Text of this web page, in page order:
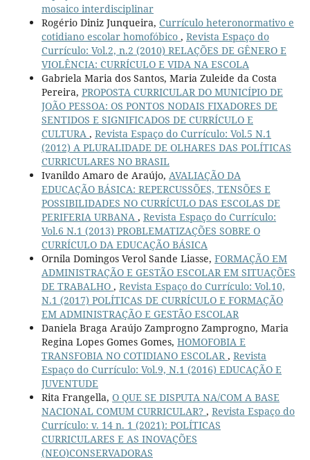
mosaico interdisciplinar
Rogério Diniz Junqueira, Currículo heteronormativo e
cotidiano escolar homofóbico , Revista Espaço do
Currículo: Vol.2, n.2 (2010) RELAÇÕES DE GÊNERO E
VIOLÊNCIA: CURRÍCULO E VIDA NA ESCOLA
Gabriela Maria dos Santos, Maria Zuleide da Costa
Pereira, PROPOSTA CURRICULAR DO MUNICÍPIO DE
JOÃO PESSOA: OS PONTOS NODAIS FIXADORES DE
SENTIDOS E SIGNIFICADOS DE CURRÍCULO E
CULTURA , Revista Espaço do Currículo: Vol.5 N.1
(2012) A PLURALIDADE DE OLHARES DAS POLÍTICAS
CURRICULARES NO BRASIL
Ivanildo Amaro de Araújo, AVALIAÇÃO DA
EDUCAÇÃO BÁSICA: REPERCUSSÕES, TENSÕES E
POSSIBILIDADES NO CURRÍCULO DAS ESCOLAS DE
PERIFERIA URBANA , Revista Espaço do Currículo:
Vol.6 N.1 (2013) PROBLEMATIZAÇÕES SOBRE O
CURRÍCULO DA EDUCAÇÃO BÁSICA
Ornila Domingos Verol Sande Liasse, FORMAÇÃO EM
ADMINISTRAÇÃO E GESTÃO ESCOLAR EM SITUAÇÕES
DE TRABALHO , Revista Espaço do Currículo: Vol.10,
N.1 (2017) POLÍTICAS DE CURRÍCULO E FORMAÇÃO
EM ADMINISTRAÇÃO E GESTÃO ESCOLAR
Daniela Braga Araújo Zamprogno Zamprogno, Maria
Regina Lopes Gomes Gomes, HOMOFOBIA E
TRANSFOBIA NO COTIDIANO ESCOLAR , Revista
Espaço do Currículo: Vol.9, N.1 (2016) EDUCAÇÃO E
JUVENTUDE
Rita Frangella, O QUE SE DISPUTA NA/COM A BASE
NACIONAL COMUM CURRICULAR? , Revista Espaço do
Currículo: v. 14 n. 1 (2021): POLÍTICAS
CURRICULARES E AS INOVAÇÕES
(NEO)CONSERVADORAS